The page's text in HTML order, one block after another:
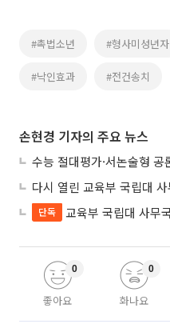
#촉법소년 #형사미성년자
#낙인효과 #전건송치
손현경 기자의 주요 뉴스
다시 열린 교육부 국립대
단독 교육부 국립대 사무국장 ‘공무
좋아요
0
화나요
0